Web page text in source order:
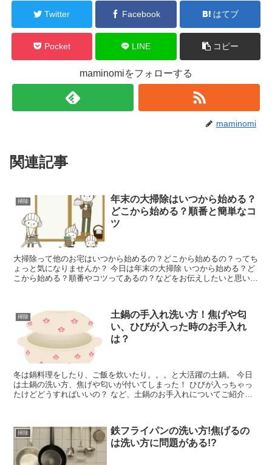
Twitter Facebook はてブ
Pocket LINE コピー
maminomiをフォローする
maminomi
関連記事
掃除
年末の大掃除はいつから始める？
どこから始める？順番と簡単なコ
ツ
大掃除って他のお宅はいつから始めるの？どこから始めるの？ってち
ょっと気になりませんか？ 今日は年末の大掃除 いつから始める？ど
こから始める？順番やコツってあるの？などをお伝えしたいと思いま
掃除
土鍋の手入れ洗い方！焦げや匂
い、ひびが入った時のお手入れ
は？
冬は鍋料理をしたり、ご飯を炊いたり。。。と大活躍の土鍋。 今日
は土鍋の洗い方、焦げや匂いが付いてしまった！ ひびが入っちゃっ
たけどどうすればいいの？ など、土鍋のお手入れについてご紹介し
掃除
鉄フライパンの洗い方!焦げるの
は洗い方に問題がある!?